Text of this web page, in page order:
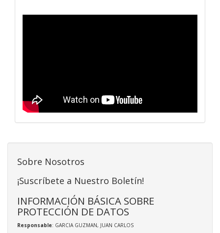
Sobre Nosotros
¡Suscríbete a Nuestro Boletín!
INFORMACIÓN BÁSICA SOBRE
PROTECCIÓN DE DATOS
Responsable: GARCIA GUZMAN, JUAN CARLOS